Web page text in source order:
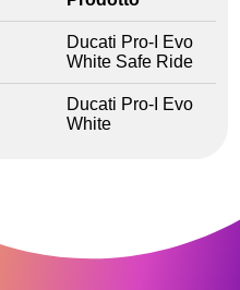
Ducati Pro-I Evo
White Safe Ride
Ducati Pro-I Evo
White